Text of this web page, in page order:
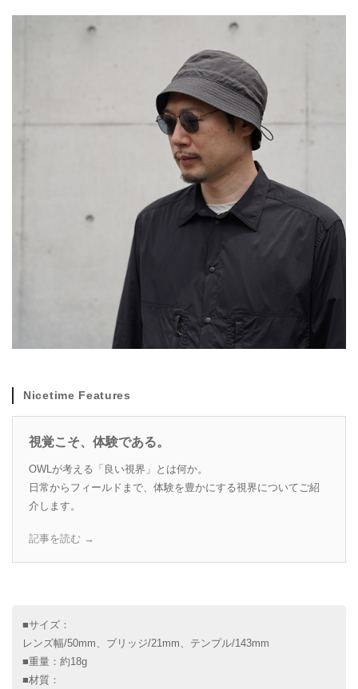
Nicetime Features
視覚こそ、体験である。
OWLが考える「良い視界」とは何か。
日常からフィールドまで、体験を豊かにする視界についてご紹
介します。
記事を読む →
■サイズ：
レンズ幅/50mm、ブリッジ/21mm、テンプル/143mm
■重量：約18g
■材質：